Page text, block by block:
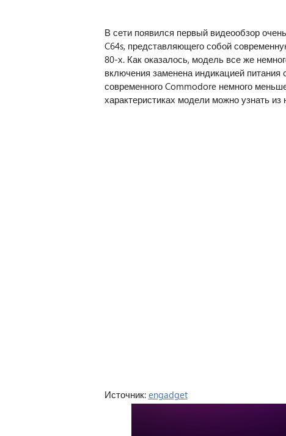
В сети появился первый видеообзор
C64s, представляющего собой
80-х. Как оказалось, модель все же
включения заменена индикацией
современного Commodore немного
характеристиках модели можно узнать из
Источник: engadget